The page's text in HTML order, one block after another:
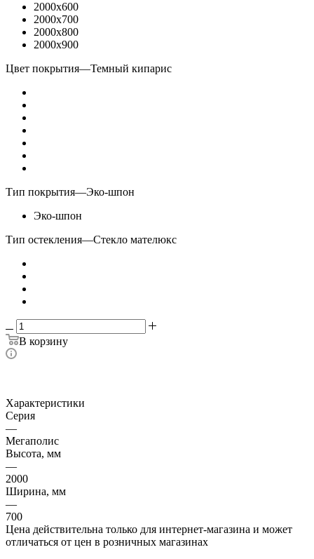
2000x600
2000x700
2000x800
2000x900
Цвет покрытия—Темный кипарис
Тип покрытия—Эко-шпон
Эко-шпон
Тип остекления—Стекло мателюкс
В корзину
Характеристики
Серия
—
Мегаполис
Высота, мм
—
2000
Ширина, мм
—
700
Цена действительна только для интернет-магазина и может
отличаться от цен в розничных магазинах